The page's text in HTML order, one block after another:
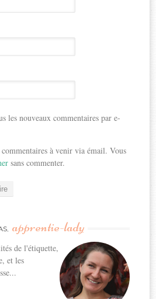
les nouveaux commentaires par e-
à venir via émail. Vous
sans commenter.
apprentie-lady
de l'étiquette,
et les